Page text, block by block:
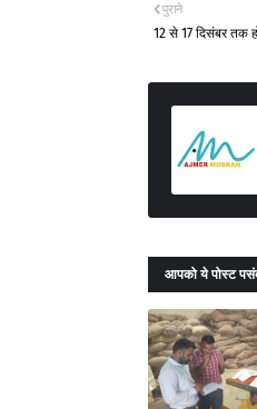
पुराने
12 से 17 दिसंबर तक
आपको ये पोस्ट